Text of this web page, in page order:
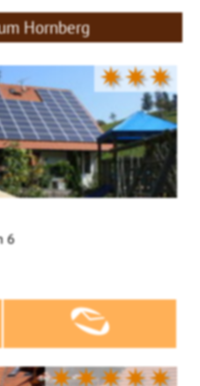
Hornberg
✷✷✷
6
✷✷✷✷✷